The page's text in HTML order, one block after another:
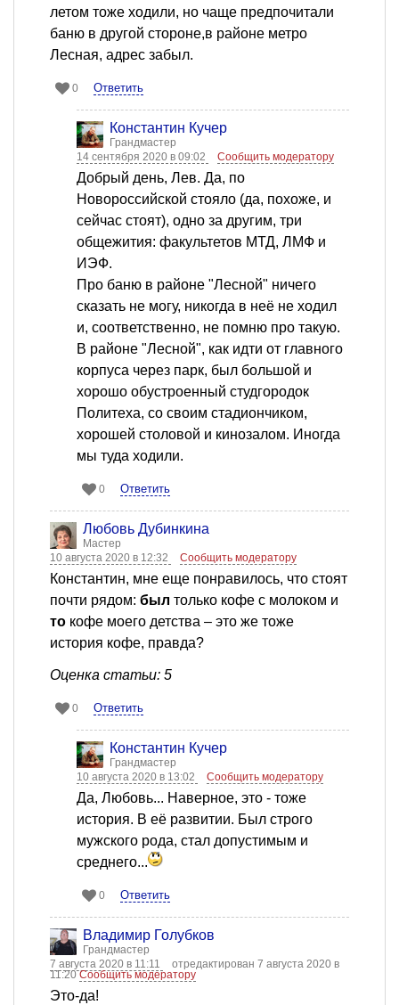
летом тоже ходили, но чаще предпочитали
баню в другой стороне,в районе метро
Лесная, адрес забыл.
0 Ответить
Константин Кучер
Грандмастер
14 сентября 2020 в 09:02
Сообщить модератору
Добрый день, Лев. Да, по
Новороссийской стояло (да, похоже, и
сейчас стоят), одно за другим, три
общежития: факультетов МТД, ЛМФ и
ИЭФ.
Про баню в районе "Лесной" ничего
сказать не могу, никогда в неё не ходил
и, соответственно, не помню про такую.
В районе "Лесной", как идти от главного
корпуса через парк, был большой и
хорошо обустроенный студгородок
Политеха, со своим стадиончиком,
хорошей столовой и кинозалом. Иногда
мы туда ходили.
0 Ответить
Любовь Дубинкина
Мастер
10 августа 2020 в 12:32
Сообщить модератору
Константин, мне еще понравилось, что стоят
почти рядом: был только кофе с молоком и
то кофе моего детства – это же тоже
история кофе, правда?
Оценка статьи: 5
0 Ответить
Константин Кучер
Грандмастер
10 августа 2020 в 13:02
Сообщить модератору
Да, Любовь... Наверное, это - тоже
история. В её развитии. Был строго
мужского рода, стал допустимым и
среднего...
0 Ответить
Владимир Голубков
Грандмастер
7 августа 2020 в 11:11
отредактирован 7 августа 2020 в
11:20Сообщить модератору
Это-да!